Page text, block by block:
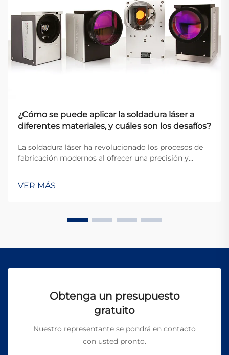
¿Cómo se puede aplicar la soldadura láser a
diferentes materiales, y cuáles son los desafíos?
La soldadura láser ha revolucionado los procesos de
fabricación modernos al ofrecer una precisión y
materiales. Esta técnica avanzada utiliza haces de
láser enfocados para crear soldaduras de alta calidad
VER MÁS
Obtenga un presupuesto
gratuito
Nuestro representante se pondrá en contacto
con usted pronto.